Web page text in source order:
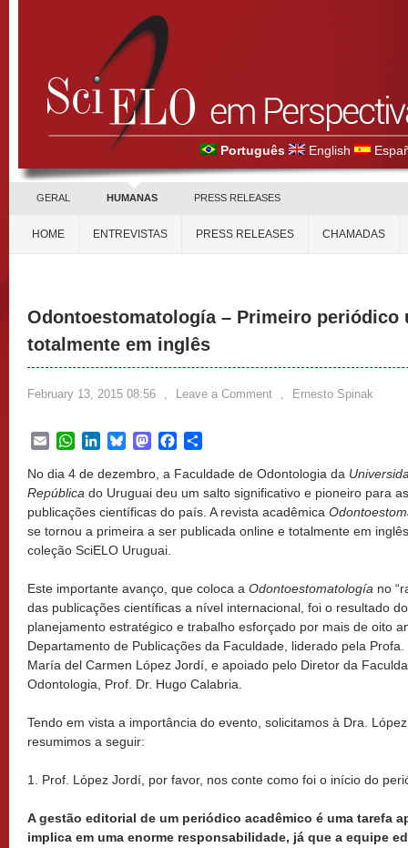
Português English
GERAL HUMANAS PRESS RELEASES
HOME ENTREVISTAS PRESS RELEASES CHAMADAS
Odontoestomatología – Primeiro periódico
totalmente em inglês
February 13, 2015 08:56 , Leave a Comment , Ernesto Spinak
EmailWhatsApp
LinkedInBlueskyMastodonFacebook
No dia 4 de dezembro, a Faculdade de Odontologia da
República do Uruguai deu um salto significativo e pioneiro para as
publicações científicas do país. A revista acadêmica
se tornou a primeira a ser publicada online e totalmente em
coleção SciELO Uruguai.
Este importante avanço, que coloca a Odontoestomatología no
das publicações científicas a nível internacional, foi o resultado do
planejamento estratégico e trabalho esforçado por mais de oito
Departamento de Publicações da Faculdade, liderado pela Profa.
María del Carmen López Jordí, e apoiado pelo Diretor da
Odontologia, Prof. Dr. Hugo Calabria.
Tendo em vista a importância do evento, solicitamos à Dra.
resumimos a seguir:
1. Prof. López Jordí, por favor, nos conte como foi o início do
A gestão editorial de um periódico acadêmico é uma tarefa
implica em uma enorme responsabilidade, já que a equipe